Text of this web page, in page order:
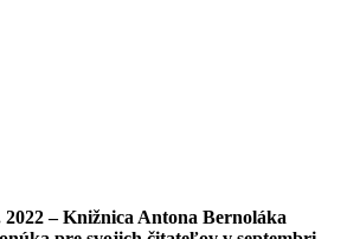
– Knižnica Antona Bernoláka